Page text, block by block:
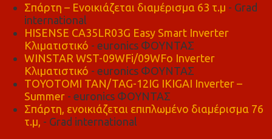
Σπάρτη – Ενοικιάζεται διαμέρισμα 63 τ.μ - Grad
international
HISENSE CA35LR03G Easy Smart Inverter
Κλιματιστικό - euronics ΦΟΥΝΤΑΣ
WINSTAR WST-09WFi/09WFo Inverter
Κλιματιστικό - euronics ΦΟΥΝΤΑΣ
TOYOTOMI TAN/TAG-12IG IKIGAI Inverter –
Summer - euronics ΦΟΥΝΤΑΣ
Σπάρτη, ενοικιάζεται επιπλωμένο διαμέρισμα 76
τ.μ, - Grad international